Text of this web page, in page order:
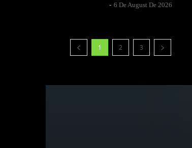
- 6 De August De 2026
1 2 3